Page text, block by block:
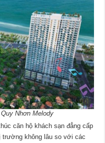
Nhơn Melody
căn hộ khách sạn đẳng cấp
trường không lâu so với các